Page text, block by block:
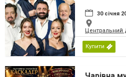
30 січня
Центральний
Купити